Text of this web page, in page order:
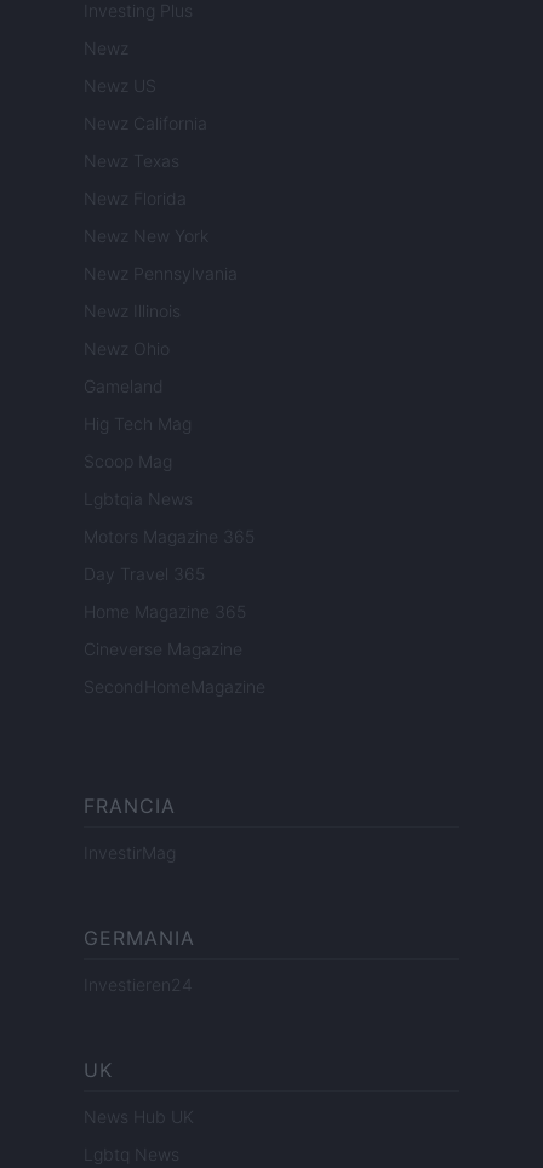
Investing Plus
Newz
Newz US
Newz California
Newz Texas
Newz Florida
Newz New York
Newz Pennsylvania
Newz Illinois
Newz Ohio
Gameland
Hig Tech Mag
Scoop Mag
Lgbtqia News
Motors Magazine 365
Day Travel 365
Home Magazine 365
Cineverse Magazine
SecondHomeMagazine
FRANCIA
InvestirMag
GERMANIA
Investieren24
UK
News Hub UK
Lgbtq News